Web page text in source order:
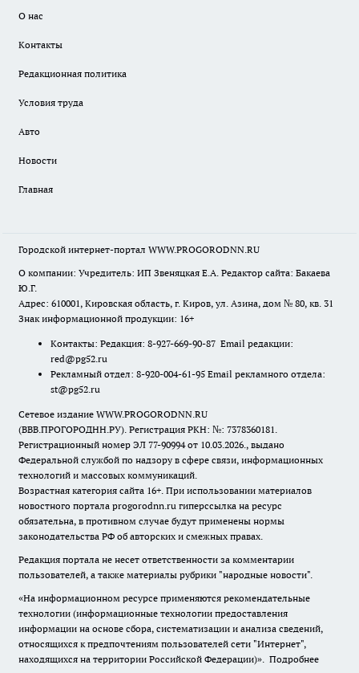
О нас
Контакты
Редакционная политика
Условия труда
Авто
Новости
Главная
Городской интернет-портал WWW.PROGORODNN.RU
О компании: Учредитель: ИП Звеняцкая Е.А. Редактор сайта: Бакаева
Ю.Г.
Адрес: 610001, Кировская область, г. Киров, ул. Азина, дом № 80, кв. 31
Знак информационной продукции: 16+
Контакты: Редакция: 8-927-669-90-87 Email редакции:
red@pg52.ru
Рекламный отдел: 8-920-004-61-95 Email рекламного отдела:
st@pg52.ru
Сетевое издание WWW.PROGORODNN.RU
(ВВВ.ПРОГОРОДНН.РУ). Регистрация РКН: №: 7378360181.
Регистрационный номер ЭЛ 77-90994 от 10.03.2026., выдано
Федеральной службой по надзору в сфере связи, информационных
технологий и массовых коммуникаций.
Возрастная категория сайта 16+. При использовании материалов
новостного портала progorodnn.ru гиперссылка на ресурс
обязательна, в противном случае будут применены нормы
законодательства РФ об авторских и смежных правах.
Редакция портала не несет ответственности за комментарии
пользователей, а также материалы рубрики "народные новости".
«На информационном ресурсе применяются рекомендательные
технологии (информационные технологии предоставления
информации на основе сбора, систематизации и анализа сведений,
относящихся к предпочтениям пользователей сети "Интернет",
находящихся на территории Российской Федерации)». Подробнее